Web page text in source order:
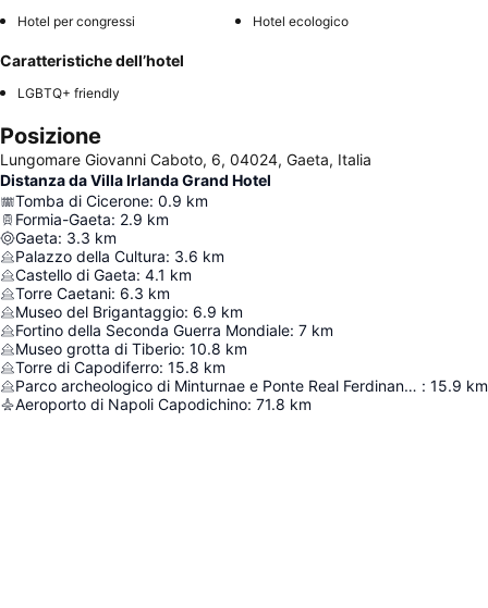
Hotel per congressi Hotel ecologico
Caratteristiche dell’hotel
LGBTQ+ friendly
Posizione
Lungomare Giovanni Caboto, 6, 04024, Gaeta, Italia
Distanza da Villa Irlanda Grand Hotel
Tomba di Cicerone: 0.9 km
Formia-Gaeta: 2.9 km
Gaeta: 3.3 km
Palazzo della Cultura: 3.6 km
Castello di Gaeta: 4.1 km
Torre Caetani: 6.3 km
Museo del Brigantaggio: 6.9 km
Fortino della Seconda Guerra Mondiale: 7 km
Museo grotta di Tiberio: 10.8 km
Torre di Capodiferro: 15.8 km
Parco archeologico di Minturnae e Ponte Real Ferdinando : 15.9 km
Aeroporto di Napoli Capodichino: 71.8 km